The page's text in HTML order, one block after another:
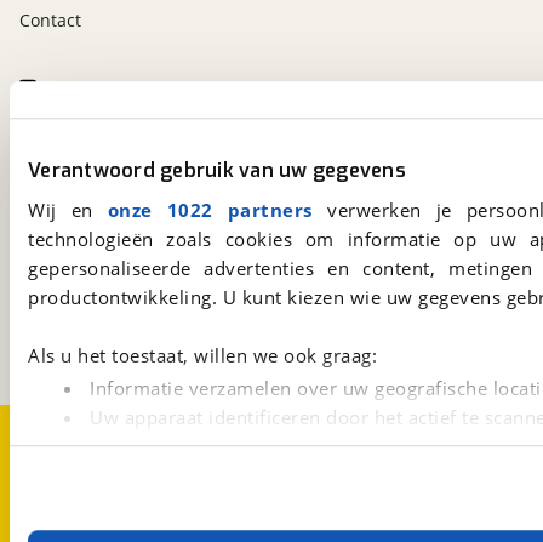
Verantwoord gebruik van uw gegevens
Wij en onze 1022 partners verwerken je
technologieën zoals cookies om informatie op
gepersonaliseerde advertenties en content,
productontwikkeling. U kunt kiezen wie uw gegevens
Als u het toestaat, willen we ook graag:
Informatie verzamelen over uw geografische
Uw apparaat identificeren door het actief te
Lees meer over hoe uw persoonlijke gegevens worden
Contact
viaBOVAG.nl
3981 AJBunnik
BOVAG
Download 'm nu.